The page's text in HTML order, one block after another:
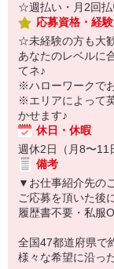
☆週払い・月2回払
応募資格・経験
☆未経験の方も
あなたのレベルに
てネ♪
※ハローワークで
※エリアによって
かせます♪
休日・休暇
週休2日（月8〜11
備考
▼お仕事紹介先の
ご応募を頂いた後
履歴書不要・私服
全国47都道府県で
様々な希望に沿っ